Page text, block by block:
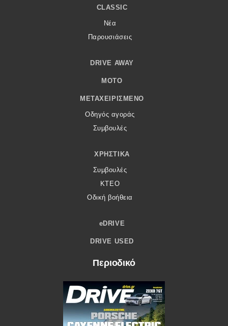
CLASSIC
Νέα
Παρουσιάσεις
DRIVE AWAY
MOTO
ΜΕΤΑΧΕΙΡΙΣΜΈΝΟ
Οδηγός αγοράς
Συμβουλές
ΧΡΗΣΤΙΚΆ
Συμβουλές
ΚΤΕΟ
Οδική βοήθεια
eDRIVE
DRIVE USED
Περιοδικό